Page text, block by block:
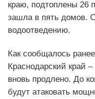
краю, подтоплены 26
зашла в пять домов.
водоотведению.
Как сообщалось
Краснодарский край
вновь продлено. До
будут атаковать